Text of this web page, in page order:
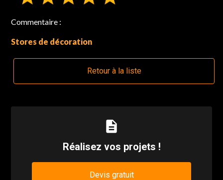
Commentaire :
Stores de décoration
Retour à la liste
description
Réalisez vos projets !
Devis gratuit